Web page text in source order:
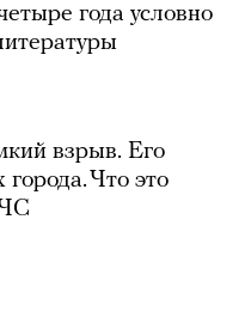
года условно
взрыв. Его
Что это